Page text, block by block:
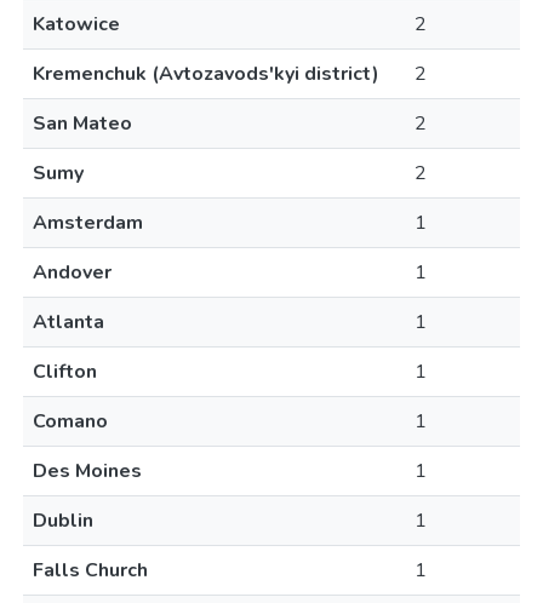
Katowice
2
Kremenchuk (Avtozavods'kyi district)
2
San Mateo
2
Sumy
2
Amsterdam
1
Andover
1
Atlanta
1
Clifton
1
Comano
1
Des Moines
1
Dublin
1
Falls Church
1